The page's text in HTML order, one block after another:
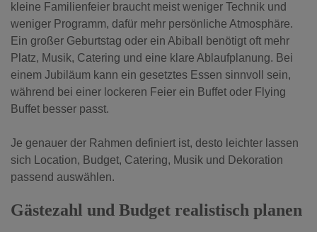
kleine Familienfeier braucht meist weniger Technik und
weniger Programm, dafür mehr persönliche Atmosphäre.
Ein großer Geburtstag oder ein Abiball benötigt oft mehr
Platz, Musik, Catering und eine klare Ablaufplanung. Bei
einem Jubiläum kann ein gesetztes Essen sinnvoll sein,
während bei einer lockeren Feier ein Buffet oder Flying
Buffet besser passt.
Je genauer der Rahmen definiert ist, desto leichter lassen
sich Location, Budget, Catering, Musik und Dekoration
passend auswählen.
Gästezahl und Budget realistisch planen